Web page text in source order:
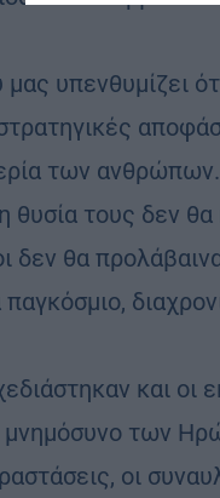
υπενθυμίζει
των
θυσία τους δεν
δεν θα
και
μνημόσυνο των
οι